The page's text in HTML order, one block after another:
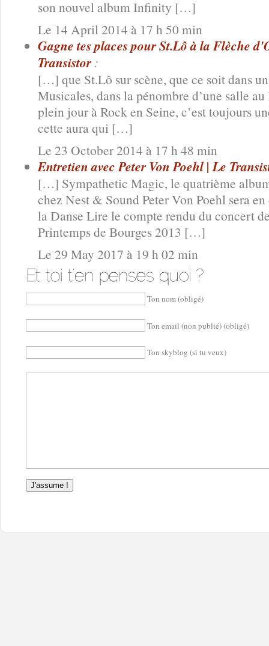
son nouvel album Infinity […]
Le 14 April 2014 à 17 h 50 min
Gagne tes places pour St.Lô à la Flèche
Transistor :
[…] que St.Lô sur scène, que ce soit dans
Musicales, dans la pénombre d’une salle
plein jour à Rock en Seine, c’est toujours
cette aura qui […]
Le 23 October 2014 à 17 h 48 min
Entretien avec Peter Von Poehl | Le
[…] Sympathetic Magic, le quatrième
chez Nest & Sound Peter Von Poehl sera
la Danse Lire le compte rendu du concert
Printemps de Bourges 2013 […]
Le 29 May 2017 à 19 h 02 min
Ton nom (obligé)
Ton email (non publié) (obligé)
Ton skyblog (si tu veux)